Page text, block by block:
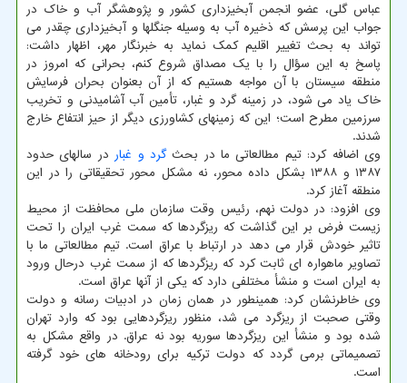
عباس گلی، عضو انجمن آبخیزداری کشور و پژوهشگر آب و خاک در
جواب این پرسش که ذخیره آب به وسیله جنگلها و آبخیزداری چقدر می
تواند به بحث تغییر اقلیم کمک نماید به خبرنگار مهر، اظهار داشت:
پاسخ به این سؤال را با یک مصداق شروع کنم، بحرانی که امروز در
منطقه سیستان با آن مواجه هستیم که از آن بعنوان بحران فرسایش
خاک یاد می شود، در زمینه گرد و غبار، تأمین آب آشامیدنی و تخریب
سرزمین مطرح است؛ این که زمینهای کشاورزی دیگر از حیز انتفاع خارج
شدند.
وی اضافه کرد: تیم مطالعاتی ما در بحثگرد و غبار در سالهای حدود
۱۳۸۷ و ۱۳۸۸ بشکل داده محور، نه مشکل محور تحقیقاتی را در این
منطقه آغاز کرد.
وی افزود: در دولت نهم، رئیس وقت سازمان ملی محافظت از محیط
زیست فرض بر این گذاشت که ریزگردها که سمت غرب ایران را تحت
تاثیر خودش قرار می دهد در ارتباط با عراق است. تیم مطالعاتی ما با
تصاویر ماهواره ای ثابت کرد که ریزگردها که از سمت غرب درحال ورود
به ایران است و منشأ مختلفی دارد که یکی از آنها عراق است.
وی خاطرنشان کرد: همینطور در همان زمان در ادبیات رسانه و دولت
وقتی صحبت از ریزگرد می شد، منظور ریزگردهایی بود که وارد تهران
شده بود و منشأ این ریزگردها سوریه بود نه عراق. در واقع مشکل به
تصمیماتی برمی گردد که دولت ترکیه برای رودخانه های خود گرفته
است.